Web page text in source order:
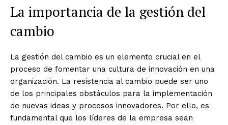
La importancia de la gestión del
cambio
La gestión del cambio es un elemento crucial en el
proceso de fomentar una cultura de innovación en una
organización. La resistencia al cambio puede ser uno
de los principales obstáculos para la implementación
de nuevas ideas y procesos innovadores. Por ello, es
fundamental que los líderes de la empresa sean